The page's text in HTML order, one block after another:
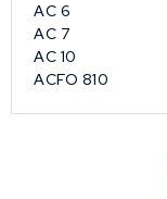
AC 6
AC 7
AC 10
ACFO 810